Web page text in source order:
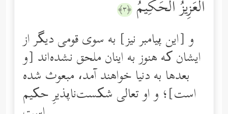
ٱلۡعَزِیزُ ٱلۡحَكِیمُ ﴿٣﴾
و [این پیامبر نیز] به سوی قومی دیگر از
ایشان که هنوز به اینان ملحق نشده‌اند [و
بعدها به دنیا خواهند آمد، مبعوث شده
است]؛ و او تعالی شکست‌ناپذیرِ حکیم